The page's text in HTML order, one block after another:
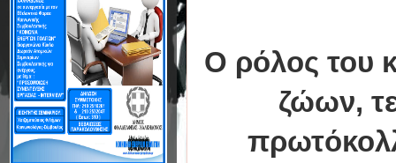
Ο ρόλος του
ζώων,